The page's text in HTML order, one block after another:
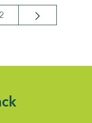
Seite
2